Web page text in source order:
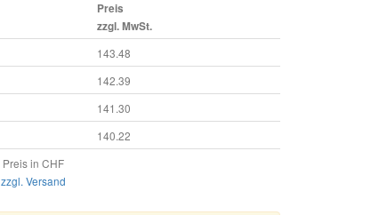
Preis
zzgl. MwSt.
143.48
142.39
141.30
140.22
Preis in CHF
zzgl. Versand